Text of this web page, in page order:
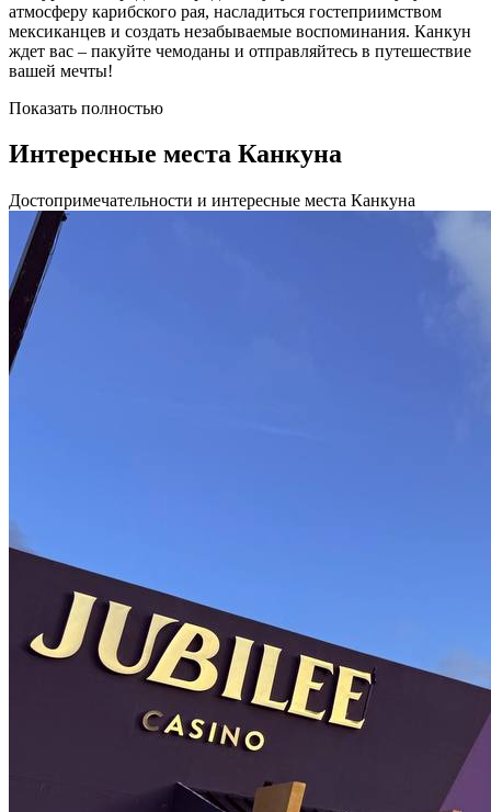
атмосферу карибского рая, насладиться гостеприимством
мексиканцев и создать незабываемые воспоминания. Канкун
ждет вас – пакуйте чемоданы и отправляйтесь в путешествие
вашей мечты!
Показать полностью
Интересные места Канкуна
Достопримечательности и интересные места Канкуна